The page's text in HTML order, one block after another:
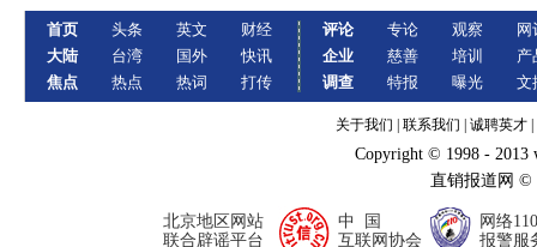
首页
大陆
焦点
头条
台湾
热点
英文
国外
热词
财经
快讯
打传
评论
企业
调查
专论
慈善
特报
观察
培训
曝光
网
产
文
关于我们 联系我们 诚聘英才
Copyright © 1998 - 2013
直销报道网
北京地区网站
联合辟谣平台
中 国
互联网协会
网络110
报警服